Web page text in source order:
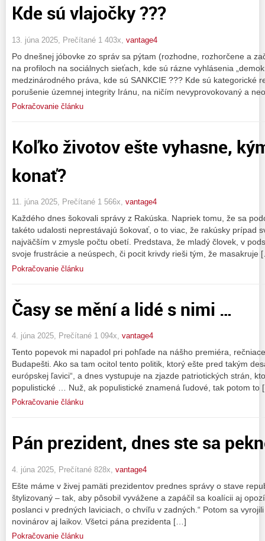
Kde sú vlajočky ???
13. júna 2025, Prečítané 1 403x, vantage4
Po dnešnej jóbovke zo správ sa pýtam (rozhodne, rozhorčene a
na profiloch na sociálnych sieťach, kde sú rázne vyhlásenia
medzinárodného práva, kde sú SANKCIE ??? Kde sú kategorické
porušenie územnej integrity Iránu, na ničím nevyprovokovaný a
Pokračovanie článku
Koľko životov ešte vyhasne,
konať?
11. júna 2025, Prečítané 1 566x, vantage4
Každého dnes šokovali správy z Rakúska. Napriek tomu, že sa
takéto udalosti neprestávajú šokovať, o to viac, že rakúsky prípad
najväčším v zmysle počtu obetí. Predstava, že mladý človek, v
svoje frustrácie a neúspech, či pocit krivdy rieši tým, že masakruje
Pokračovanie článku
Časy se mění a lidé s nimi …
4. júna 2025, Prečítané 1 094x, vantage4
Tento popevok mi napadol pri pohľade na nášho premiéra,
Budapešti. Ako sa tam ocitol tento politik, ktorý ešte pred takým
európskej ľavici“, a dnes vystupuje na zjazde patriotických strán,
populistické … Nuž, ak populistické znamená ľudové, tak potom to
Pokračovanie článku
Pán prezident, dnes ste sa
4. júna 2025, Prečítané 828x, vantage4
Ešte máme v živej pamäti prezidentov prednes správy o stave
štylizovaný – tak, aby pôsobil vyvážene a zapáčil sa koalícii aj
poslanci v predných laviciach, o chvíľu v zadných.“ Potom sa
novinárov aj laikov. Všetci pána prezidenta […]
Pokračovanie článku